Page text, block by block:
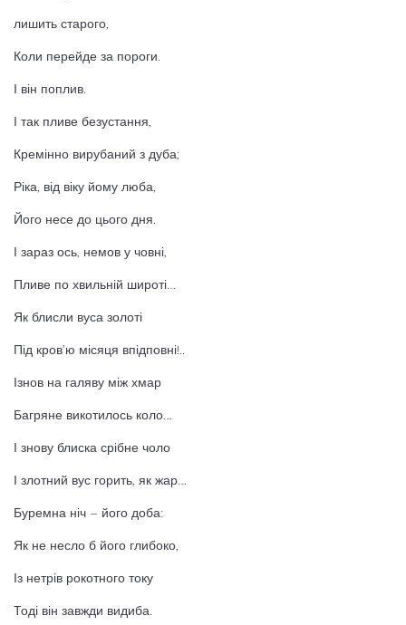
лишить старого,
Коли перейде за пороги.
І він поплив.
І так пливе безустання,
Кремінно вирубаний з дуба;
Ріка, від віку йому люба,
Його несе до цього дня.
І зараз ось, немов у човні,
Пливе по хвильній широті…
Як блисли вуса золоті
Під кров’ю місяця впідповні!..
Ізнов на галяву між хмар
Багряне викотилось коло…
І знову блиска срібне чоло
І злотний вус горить, як жар…
Буремна ніч – його доба:
Як не несло б його глибоко,
Із нетрів рокотного току
Тоді він завжди видиба.